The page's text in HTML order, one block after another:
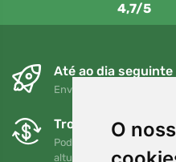
O
4,7/5
Até ao dia
Envio gratuito para
Trocas e
Pode devolver ou trocar
altura no prazo de 90